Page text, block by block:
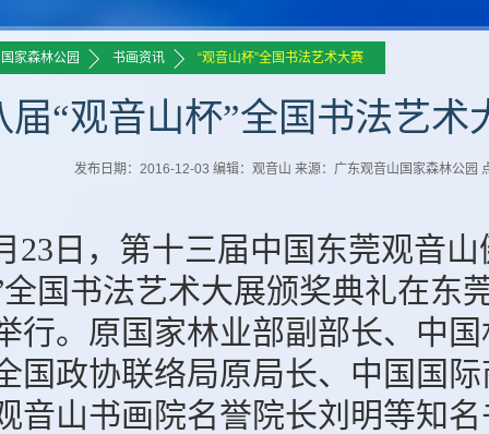
家森林公园 >> 书画资讯 >> “观音山杯”全国书法艺术大赛
届“观音山杯”全国书法艺术
发布日期：2016-12-03 编辑：观音山 来源：广东观音山国家森林公园
23日，第十三届中国东莞观音
国书法艺术大展颁奖典礼在东
行。原国家林业部副部长、中
国政协联络局原局长、中国国
音山书画院名誉院长刘明等知